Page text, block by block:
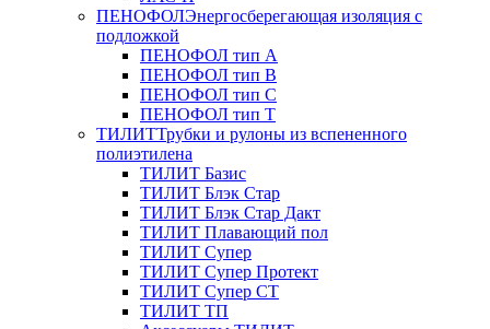
ПЕНОФОЛЭнергосберегающая изоляция с
подложкой
ПЕНОФОЛ тип А
ПЕНОФОЛ тип B
ПЕНОФОЛ тип C
ПЕНОФОЛ тип T
ТИЛИТТрубки и рулоны из вспененного
полиэтилена
ТИЛИТ Базис
ТИЛИТ Блэк Стар
ТИЛИТ Блэк Стар Дакт
ТИЛИТ Плавающий пол
ТИЛИТ Супер
ТИЛИТ Супер Протект
ТИЛИТ Супер СТ
ТИЛИТ ТП